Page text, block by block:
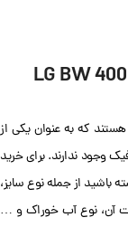
که به عنوان یکی از
وجود ندارند. برای خرید
باشید از جمله نوع سایز،
آن، نوع آب خوراک و …